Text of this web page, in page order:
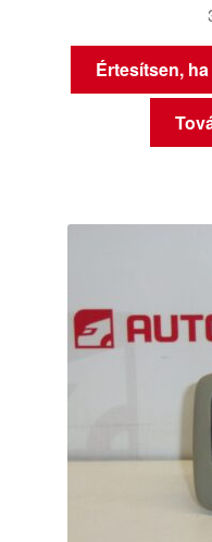
Értesítsen,